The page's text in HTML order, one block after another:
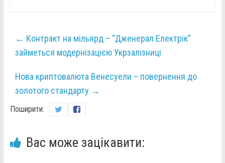
← Контракт на мільярд – “Дженерал Електрік”
займеться модернізацією Укрзалізниці
Нова криптовалюта Венесуели – повернення до
золотого стандарту →
Поширити:
Вас може зацікавити: